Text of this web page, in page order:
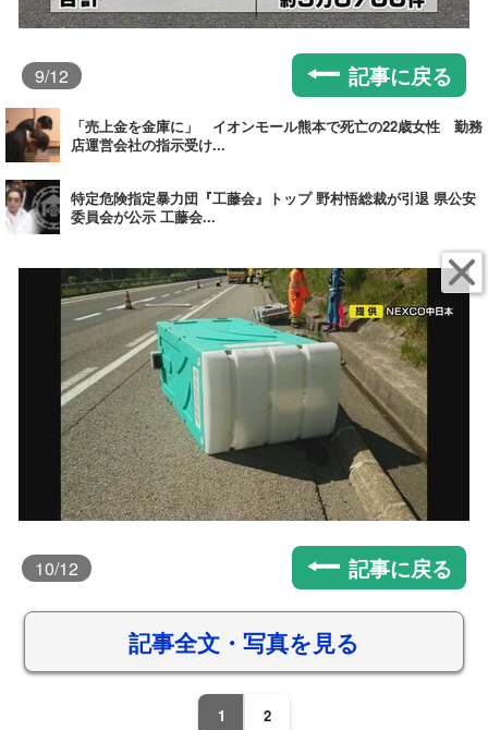
9/12 記事に戻る
「売上金を金庫に」 イオンモール熊本で死亡の22歳女性 勤務
店運営会社の指示受け...
特定危険指定暴力団『工藤会』トップ 野村悟総裁が引退 県公安
委員会が公示 工藤会...
10/12 記事に戻る
記事全文・写真を見る
1 2